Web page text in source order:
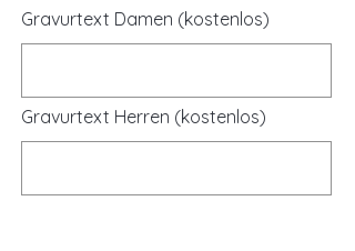
Gravurtext Damen (kostenlos)
Gravurtext Herren (kostenlos)